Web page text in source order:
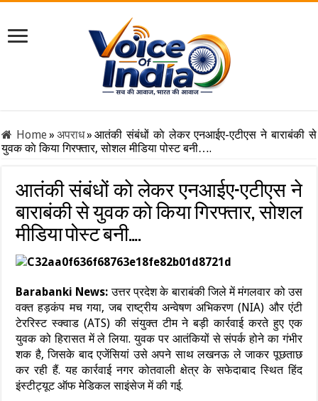
Home» अपराध» आतंकी संबंधों काे लेकर एनआईए-एटीएस ने बाराबंकी से
युवक काे किया गिरफ्तार, सोशल मीडिया पोस्ट बनी….
आतंकी संबंधों काे लेकर एनआईए-एटीएस ने
बाराबंकी से युवक काे किया गिरफ्तार, सोशल
मीडिया पोस्ट बनी….
Barabanki News: उत्तर प्रदेश के बाराबंकी जिले में मंगलवार को उस
वक्त हड़कंप मच गया, जब राष्ट्रीय अन्वेषण अभिकरण (NIA) और एंटी
टेररिस्ट स्क्वाड (ATS) की संयुक्त टीम ने बड़ी कार्रवाई करते हुए एक
युवक को हिरासत में ले लिया. युवक पर आतंकियों से संपर्क होने का गंभीर
शक है, जिसके बाद एजेंसियां उसे अपने साथ लखनऊ ले जाकर पूछताछ
कर रही हैं. यह कार्रवाई नगर कोतवाली क्षेत्र के सफेदाबाद स्थित हिंद
इंस्टीट्यूट ऑफ मेडिकल साइंसेज में की गई.